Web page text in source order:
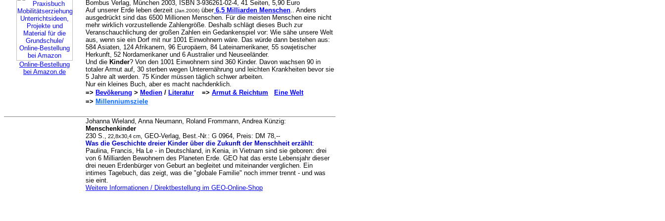
Online-Bestellung
bei Amazon.de
Bombus Verlag, München 2003, ISBN 3-936261-02-4, 41 Seiten, 5,90 Euro
Auf unserer Erde leben derzeit (Jan.2006) über6,5 Milliarden Menschen.. Anders
ausgedrückt sind das 6500 Millionen Menschen. Für die meisten Menschen eine nicht
mehr wirklich vorzustellende Zahlengröße. Deshalb schlägt dieses Buch zur
Veranschauchlichung der großen Zahlen ein Gedankenspiel vor: Wie sähe unsere Welt
aus, wenn sie ein Dorf mit nur 1001 Einwohnern wäre. Das würde dann bestehen aus:
584 Asiaten, 124 Afrikanern, 96 Europäern, 84 Lateinamerikaner, 55 sowjetischer
Herkunft, 52 Nordamerikaner und 6 Australier und Neuseeländer.
Und die Kinder? Von den 1001 Einwohnern sind 360 Kinder. Davon wachsen 90 in
totaler Armut auf, 30 sterben wegen Unterernährung und leichten Krankheiten bevor sie
5 Jahre alt werden. 75 Kinder müssen täglich schwer arbeiten.
Nur ein kleines Buch, aber es macht nachdenklich.
=> Bevökerung > Medien / Literatur => Armut & Reichtum
Eine Welt
=> Millenniumsziele
Johanna Wieland, Anna Neumann, Roland Frommann, Andrea Künzig:
Menschenkinder
230 S., 22,8x30,4 cm, GEO-Verlag, Best.-Nr.: G 0964, Preis: DM 78,--
Was die Geschichte dreier Kinder über die Zukunft der Menschheit erzählt:
Paulina, Francis, Ha Le - in Deutschland, in Kenia, in Vietnam sind sie geboren: drei
von 6 Milliarden Bewohnern des Planeten Erde. GEO hat das erste Lebensjahr dieser
drei neuen Erdenbürger von Geburt an begleitet und miteinander verglichen. Ein
intimes Tagebuch, das zeigt, was die "globale Familie" noch immer trennt - und was
sie eint.
Weitere Informationen / Direktbestellung im GEO-Online-Shop